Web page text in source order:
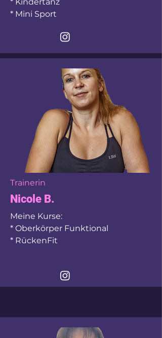
* Mini Sport
Trainerin
Nicole B.
Meine Kurse:
* Oberkörper Funktional
* RückenFit